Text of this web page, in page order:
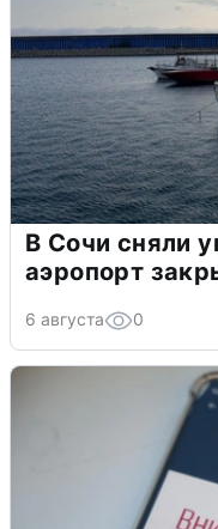
В Сочи сняли
аэропорт
6 августа 0